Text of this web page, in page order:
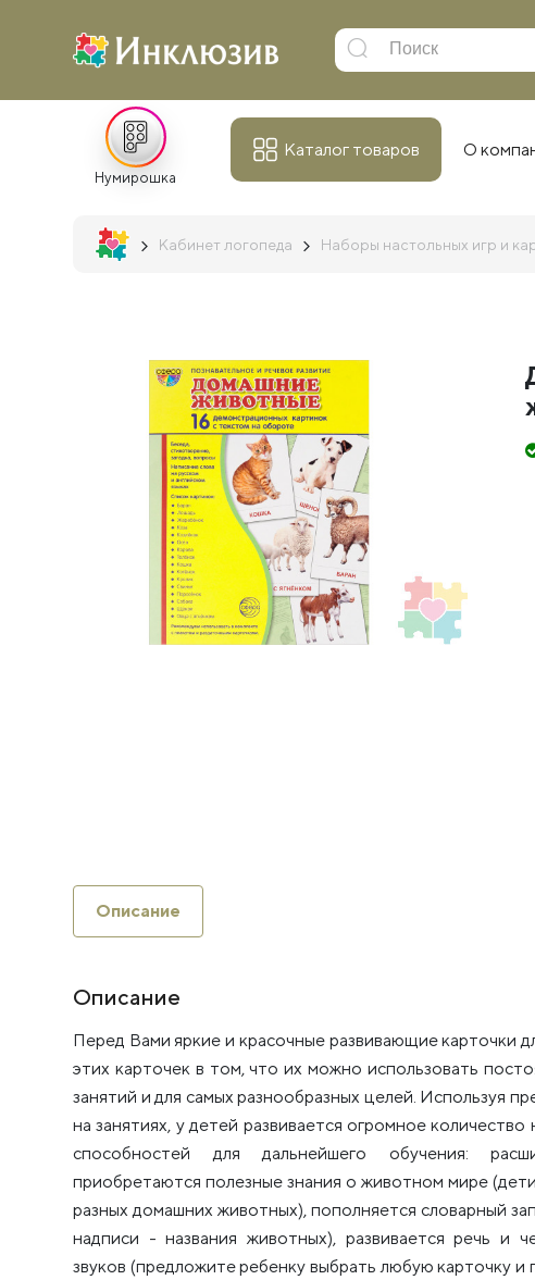
Нумирошка
Каталог товаров О
Кабинет логопеда Наборы настольных игр и
Описание
Описание
Перед Вами яркие и красочные развивающие карточки
этих карточек в том, что их можно использовать
занятий и для самых разнообразных целей. Используя
на занятиях, у детей развивается огромное
способностей для дальнейшего обучения:
приобретаются полезные знания о животном мире
разных домашних животных), пополняется словарный
надписи - названия животных), развивается речь и
звуков (предложите ребенку выбрать любую карточку и